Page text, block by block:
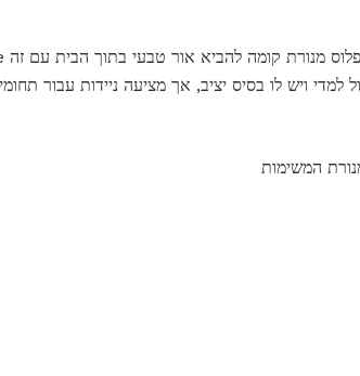
ויש לו בסיס יציב, אך מציעה ניידות עבור